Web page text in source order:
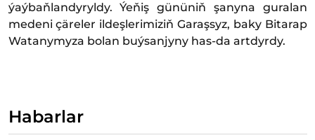
ýaýbaňlandyryldy. Ýeňiş gününiň şanyna guralan
medeni çäreler ildeşlerimiziň Garaşsyz, baky Bitarap
Watanymyza bolan buýsanjyny has-da artdyrdy.
Habarlar